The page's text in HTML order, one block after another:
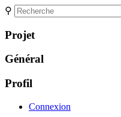
⚲
Projet
Général
Profil
Connexion